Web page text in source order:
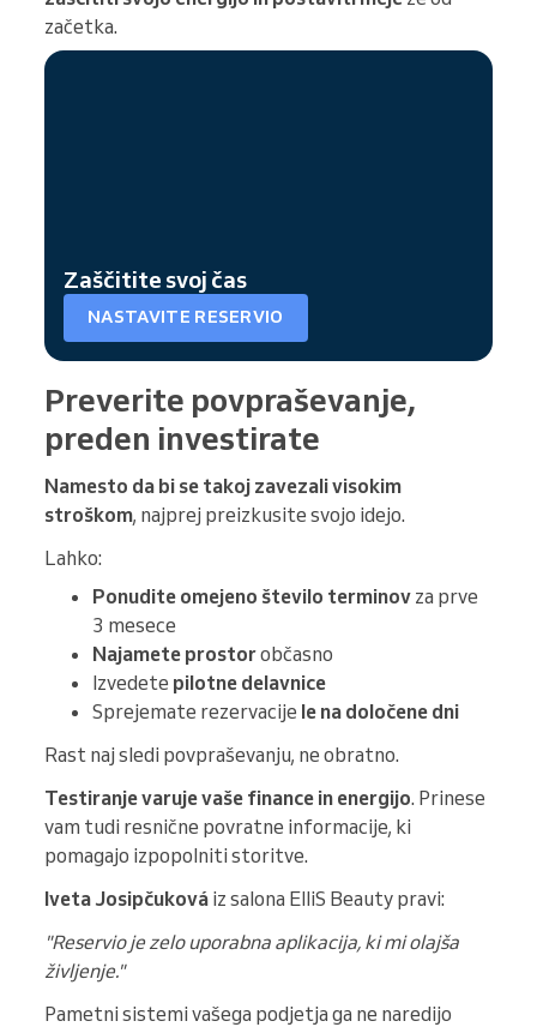
začetka.
Zaščitite svoj čas
NASTAVITE RESERVIO
Preverite povpraševanje,
preden investirate
Namesto da bi se takoj zavezali visokim
stroškom, najprej preizkusite svojo idejo.
Lahko:
Ponudite omejeno število terminov za prve
3 mesece
Najamete prostorobčasno
Izvedete pilotne delavnice
Sprejemate rezervacije le na določene dni
Rast naj sledi povpraševanju, ne obratno.
Testiranje varuje vaše finance in energijo. Prinese
vam tudi resnične povratne informacije, ki
pomagajo izpopolniti storitve.
Iveta Josipčuková iz salona ElliS Beauty pravi:
"Reservio je zelo uporabna aplikacija, ki mi olajša
življenje."
Pametni sistemi vašega podjetja ga ne naredijo